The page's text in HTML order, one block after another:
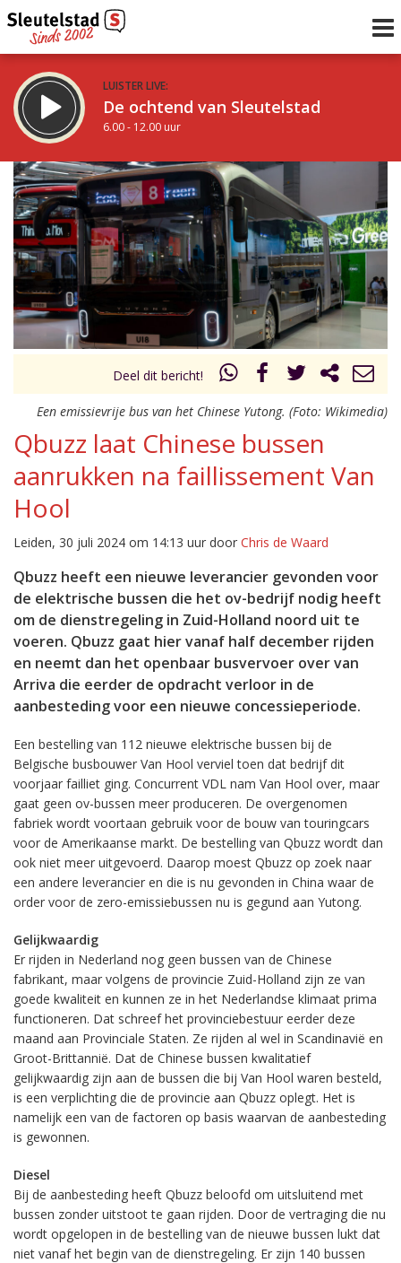
LUISTER LIVE:
De ochtend van Sleutelstad
6.00 - 12.00 uur
STRAKS:
De middag van Sleutelstad
12.00 - 19.00 uur
Vorig uur
uur 1 van 0 Volgend uur
Inklappen
Deel dit bericht!
Een emissievrije bus van het Chinese Yutong. (Foto: Wikimedia)
Qbuzz laat Chinese bussen
aanrukken na faillissement Van
Hool
Leiden, 30 juli 2024 om 14:13 uur door Chris de Waard
Qbuzz heeft een nieuwe leverancier gevonden voor
de elektrische bussen die het ov-bedrijf nodig heeft
om de dienstregeling in Zuid-Holland noord uit te
voeren. Qbuzz gaat hier vanaf half december rijden
en neemt dan het openbaar busvervoer over van
Arriva die eerder de opdracht verloor in de
aanbesteding voor een nieuwe concessieperiode.
Een bestelling van 112 nieuwe elektrische bussen bij de
Belgische busbouwer Van Hool verviel toen dat bedrijf dit
voorjaar failliet ging. Concurrent VDL nam Van Hool over, maar
gaat geen ov-bussen meer produceren. De overgenomen
fabriek wordt voortaan gebruik voor de bouw van touringcars
voor de Amerikaanse markt. De bestelling van Qbuzz wordt dan
ook niet meer uitgevoerd. Daarop moest Qbuzz op zoek naar
een andere leverancier en die is nu gevonden in China waar de
order voor de zero-emissiebussen nu is gegund aan Yutong.
Gelijkwaardig
Er rijden in Nederland nog geen bussen van de Chinese
fabrikant, maar volgens de provincie Zuid-Holland zijn ze van
goede kwaliteit en kunnen ze in het Nederlandse klimaat prima
functioneren. Dat schreef het provinciebestuur eerder deze
maand aan Provinciale Staten. Ze rijden al wel in Scandinavië en
Groot-Brittannië. Dat de Chinese bussen kwalitatief
gelijkwaardig zijn aan de bussen die bij Van Hool waren besteld,
is een verplichting die de provincie aan Qbuzz oplegt. Het is
namelijk een van de factoren op basis waarvan de aanbesteding
is gewonnen.
Diesel
Bij de aanbesteding heeft Qbuzz beloofd om uitsluitend met
bussen zonder uitstoot te gaan rijden. Door de vertraging die nu
wordt opgelopen in de bestelling van de nieuwe bussen lukt dat
niet vanaf het begin van de dienstregeling. Er zijn 140 bussen